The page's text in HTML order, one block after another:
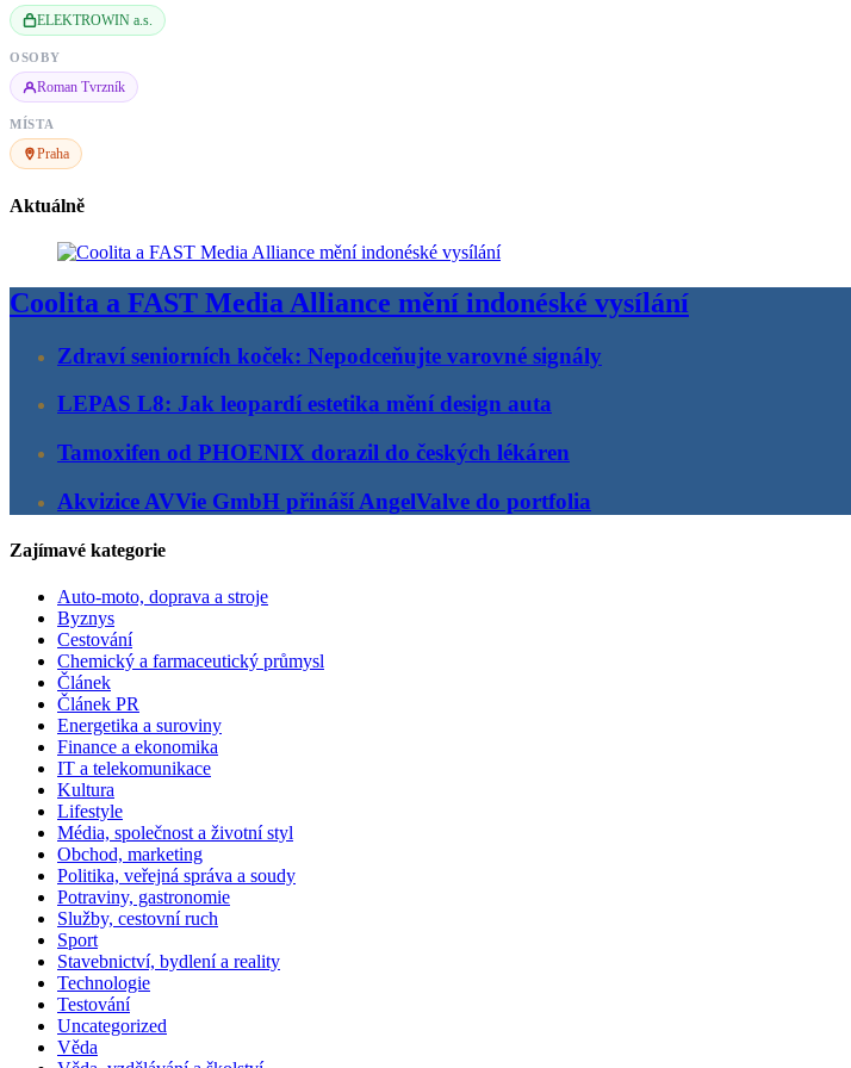
ELEKTROWIN a.s.
OSOBY
Roman Tvrzník
MÍSTA
Praha
Aktuálně
Coolita a FAST Media Alliance mění indonéské vysílání
Zdraví seniorních koček: Nepodceňujte varovné signály
LEPAS L8: Jak leopardí estetika mění design auta
Tamoxifen od PHOENIX dorazil do českých lékáren
Akvizice AVVie GmbH přináší AngelValve do portfolia
Zajímavé kategorie
Auto-moto, doprava a stroje
Byznys
Cestování
Chemický a farmaceutický průmysl
Článek
Článek PR
Energetika a suroviny
Finance a ekonomika
IT a telekomunikace
Kultura
Lifestyle
Média, společnost a životní styl
Obchod, marketing
Politika, veřejná správa a soudy
Potraviny, gastronomie
Služby, cestovní ruch
Sport
Stavebnictví, bydlení a reality
Technologie
Testování
Uncategorized
Věda